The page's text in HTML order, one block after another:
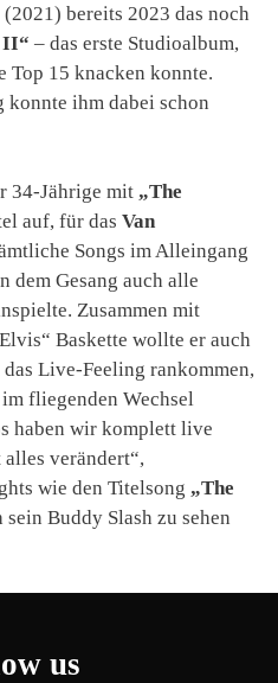
(2021) bereits 2023 das noch
II“ – das erste Studioalbum,
Top 15 knacken konnte.
ihm dabei schon
34-Jährige mit „The
auf, für das Van
Songs im Alleingang
dem Gesang auch alle
Zusammen mit
Baskette wollte er auch
Live-Feeling rankommen,
fliegenden Wechsel
haben wir komplett live
verändert“,
wie den Titelsong „The
sein Buddy Slash zu sehen
us